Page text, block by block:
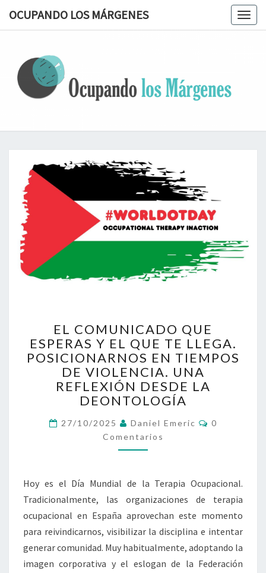
OCUPANDO LOS MÁRGENES
Terapia
Ocupacional
COMUNICADO
QUE
ESPERAS
Y
EL
QUE
TE
LLEGA.
POSICIONARNOS
EN
VIOLENCIA.
UNA
REFLEXIÓN
DESDE
LA
DEONTOLOGÍA
EL COMUNICADO QUE
ESPERAS Y EL QUE TE LLEGA.
POSICIONARNOS EN TIEMPOS
DE VIOLENCIA. UNA
REFLEXIÓN DESDE LA
DEONTOLOGÍA
27/10/2025 Daniel Emeric
0
Comentarios
Hoy es el Día Mundial de la Terapia Ocupacional.
Tradicionalmente, las organizaciones de terapia
ocupacional en España aprovechan este momento
para reivindicarnos, visibilizar la disciplina e intentar
generar comunidad. Muy habitualmente, adoptando la
imagen corporativa y el eslogan de la Federación